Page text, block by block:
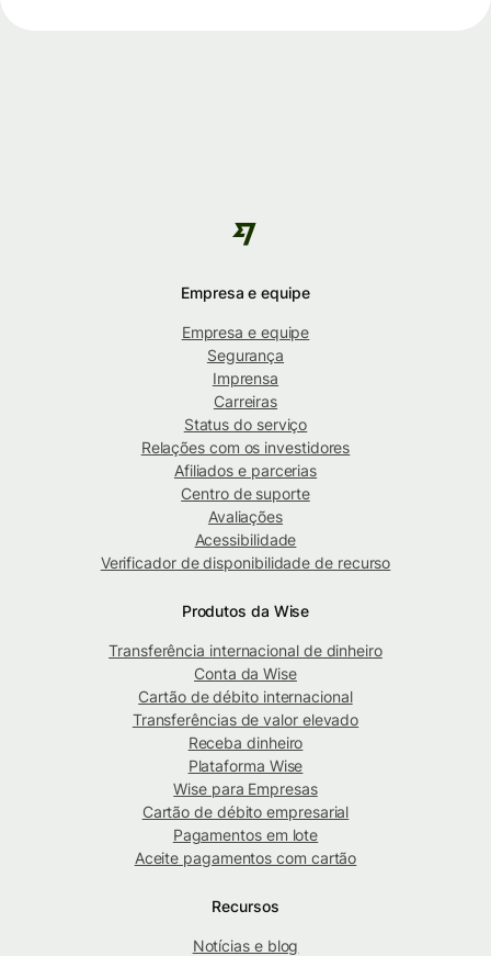
Empresa e equipe
Empresa e equipe
Segurança
Imprensa
Carreiras
Status do serviço
Relações com os investidores
Afiliados e parcerias
Centro de suporte
Avaliações
Acessibilidade
Verificador de disponibilidade de recurso
Produtos da Wise
Transferência internacional de dinheiro
Conta da Wise
Cartão de débito internacional
Transferências de valor elevado
Receba dinheiro
Plataforma Wise
Wise para Empresas
Cartão de débito empresarial
Pagamentos em lote
Aceite pagamentos com cartão
Recursos
Notícias e blog